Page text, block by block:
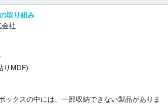
取り組み
社
りMDF)
ックスの中には、一部収納できない製品がありま